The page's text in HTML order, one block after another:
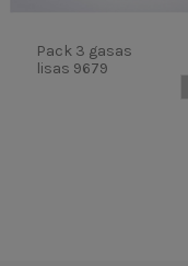
Pack 3 gasas
lisas 9679